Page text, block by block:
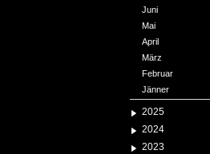
Juni
Mai
April
März
Februar
Jänner
2025
2024
2023